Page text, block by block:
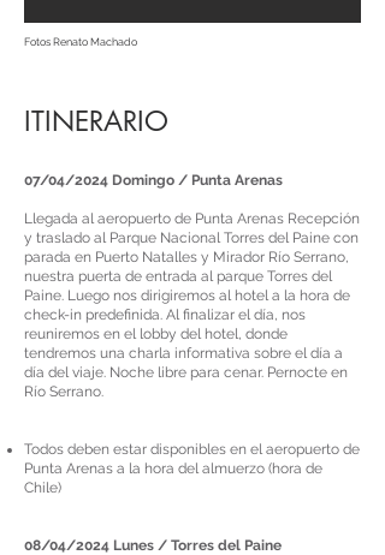
Fotos Renato Machado
ITINERARIO
07/04/2024 Domingo / Punta Arenas
Llegada al aeropuerto de Punta Arenas Recepción
y traslado al Parque Nacional Torres del Paine con
parada en Puerto Natalles y Mirador Río Serrano,
nuestra puerta de entrada al parque Torres del
Paine. Luego nos dirigiremos al hotel a la hora de
check-in predefinida. Al finalizar el día, nos
reuniremos en el lobby del hotel, donde
tendremos una charla informativa sobre el día a
día del viaje. Noche libre para cenar. Pernocte en
Río Serrano.
Todos deben estar disponibles en el aeropuerto de
Punta Arenas a la hora del almuerzo (hora de
Chile)
08/04/2024 Lunes / Torres del Paine